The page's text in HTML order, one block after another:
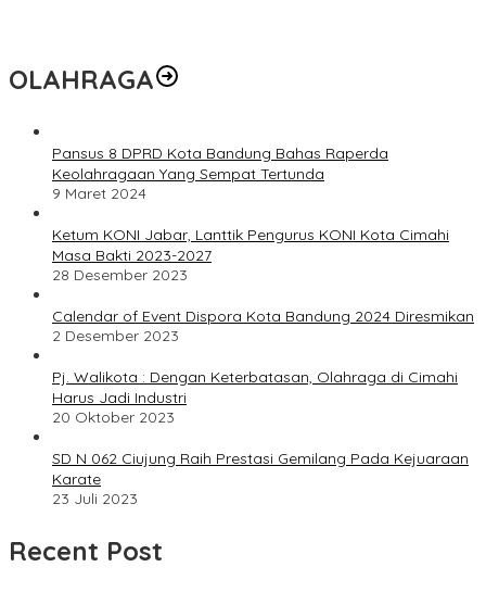
OLAHRAGA
Pansus 8 DPRD Kota Bandung Bahas Raperda
Keolahragaan Yang Sempat Tertunda
9 Maret 2024
Ketum KONI Jabar, Lanttik Pengurus KONI Kota Cimahi
Masa Bakti 2023-2027
28 Desember 2023
Calendar of Event Dispora Kota Bandung 2024 Diresmikan
2 Desember 2023
Pj. Walikota : Dengan Keterbatasan, Olahraga di Cimahi
Harus Jadi Industri
20 Oktober 2023
SD N 062 Ciujung Raih Prestasi Gemilang Pada Kejuaraan
Karate
23 Juli 2023
Recent Post